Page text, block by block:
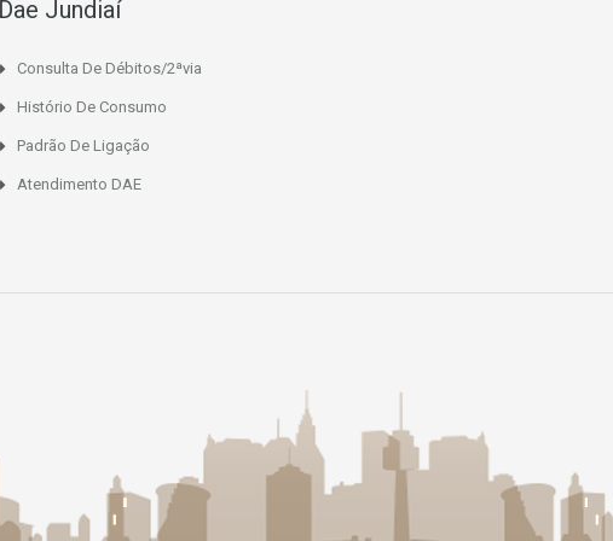
Dae Jundiaí
Consulta De Débitos/2ªvia
Histório De Consumo
Padrão De Ligação
Atendimento DAE